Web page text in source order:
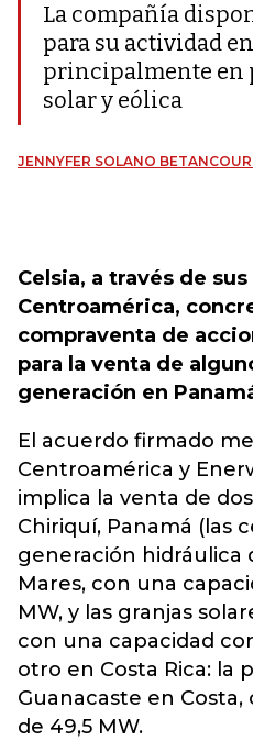
La compañía
para su actividad
principalmente en
solar y eólica
JENNYFER SOLANO
Celsia, a través de
Centroamérica,
compraventa de
para la venta de
generación en
El acuerdo firmado
Centroamérica y
implica la venta de
Chiriquí, Panamá (las
generación hidráulica
Mares, con una
MW, y las granjas
con una capacidad
otro en Costa Rica: la
Guanacaste en
de 49,5 MW.